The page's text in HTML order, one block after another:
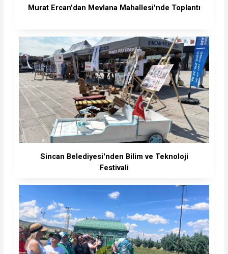
Murat Ercan'dan Mevlana Mahallesi'nde Toplantı
Sincan Belediyesi'nden Bilim ve Teknoloji
Festivali